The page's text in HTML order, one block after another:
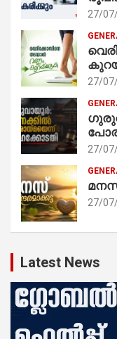
27/
27/
27/
മനസ്
27/
Latest News